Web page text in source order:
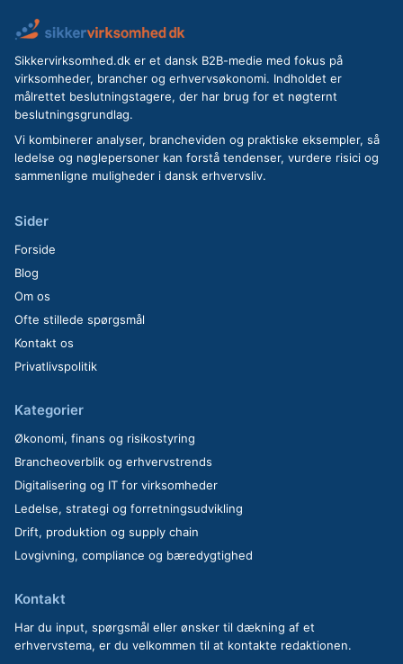
Sikkervirksomhed.dk er et dansk B2B-medie med fokus på
virksomheder, brancher og erhvervsøkonomi. Indholdet er
målrettet beslutningstagere, der har brug for et nøgternt
beslutningsgrundlag.
Vi kombinerer analyser, brancheviden og praktiske eksempler, så
ledelse og nøglepersoner kan forstå tendenser, vurdere risici og
sammenligne muligheder i dansk erhvervsliv.
Sider
Forside
Blog
Om os
Ofte stillede spørgsmål
Kontakt os
Privatlivspolitik
Kategorier
Økonomi, finans og risikostyring
Brancheoverblik og erhvervstrends
Digitalisering og IT for virksomheder
Ledelse, strategi og forretningsudvikling
Drift, produktion og supply chain
Lovgivning, compliance og bæredygtighed
Kontakt
Har du input, spørgsmål eller ønsker til dækning af et
erhvervstema, er du velkommen til at kontakte redaktionen.